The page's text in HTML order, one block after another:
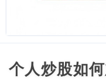
个人炒股如